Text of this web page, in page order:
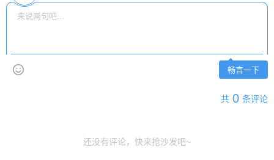
畅言一下
共 0 条评论
还没有评论，快来抢沙发吧~